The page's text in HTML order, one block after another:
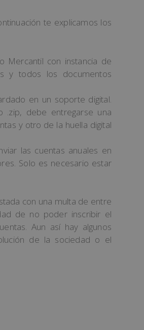
te explicamos los
Mercantil con instancia de
y todos los documentos
en un soporte digital.
.zip, debe entregarse una
y otro de la huella digital
las cuentas anuales en
Solo es necesario estar
con una multa de entre
de no poder inscribir el
Aun así hay algunos
de la sociedad o el